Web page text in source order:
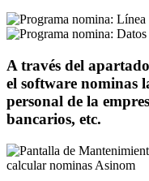
A través del
el software nominas
personal de la
bancarios, etc.